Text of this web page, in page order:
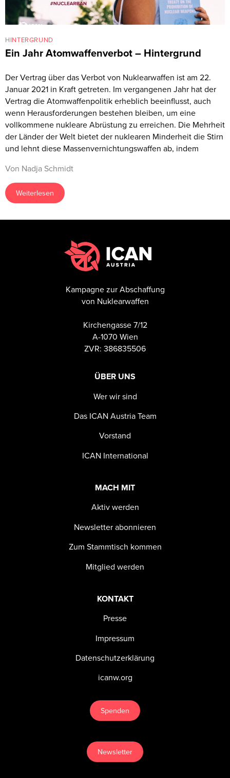
HINTERGRUND
Ein Jahr Atomwaffenverbot – Hintergrund
Der Vertrag über das Verbot von Nuklearwaffen ist am 22.
Januar 2021 in Kraft getreten. Im vergangenen Jahr hat der
Vertrag die Atomwaffenpolitik erheblich beeinflusst, auch
wenn Herausforderungen bestehen bleiben, um eine
vollkommene nukleare Abrüstung zu erreichen. Die Mehrheit
der Länder der Welt bietet der nuklearen Minderheit die Stirn
und lehnt diese Massenvernichtungswaffen ab, indem
Von Nadja Schmidt
Weiterlesen
Kampagne zur Abschaffung
von Nuklearwaffen
Kirchengasse 7/12
A-1070 Wien
ZVR: 386835506
ÜBER UNS
Wer wir sind
Das ICAN Austria Team
Vorstand
ICAN International
MACH MIT
Aktiv werden
Newsletter abonnieren
Zum Stammtisch kommen
Mitglied werden
KONTAKT
Presse
Impressum
Datenschutzerklärung
icanw.org
Spenden
Newsletter